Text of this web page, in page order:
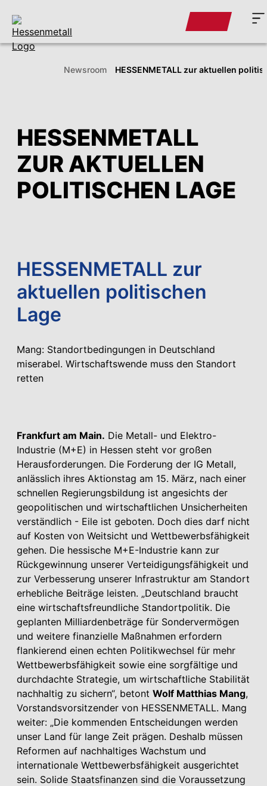
HESSENMETALL
ZUR AKTUELLEN
POLITISCHEN LAGE
HESSENMETALL zur
aktuellen politischen
Lage
Mang: Standortbedingungen in Deutschland
miserabel. Wirtschaftswende muss den Standort
retten
Frankfurt am Main. Die Metall- und Elektro-
Industrie (M+E) in Hessen steht vor großen
Herausforderungen. Die Forderung der IG Metall,
anlässlich ihres Aktionstag am 15. März, nach einer
schnellen Regierungsbildung ist angesichts der
geopolitischen und wirtschaftlichen Unsicherheiten
verständlich - Eile ist geboten. Doch dies darf nicht
auf Kosten von Weitsicht und Wettbewerbsfähigkeit
gehen. Die hessische M+E-Industrie kann zur
Rückgewinnung unserer Verteidigungsfähigkeit und
zur Verbesserung unserer Infrastruktur am Standort
erhebliche Beiträge leisten. „Deutschland braucht
eine wirtschaftsfreundliche Standortpolitik. Die
geplanten Milliardenbeträge für Sondervermögen
und weitere finanzielle Maßnahmen erfordern
flankierend einen echten Politikwechsel für mehr
Wettbewerbsfähigkeit sowie eine sorgfältige und
durchdachte Strategie, um wirtschaftliche Stabilität
nachhaltig zu sichern“, betont Wolf Matthias Mang,
Vorstandsvorsitzender von HESSENMETALL. Mang
weiter: „Die kommenden Entscheidungen werden
unser Land für lange Zeit prägen. Deshalb müssen
Reformen auf nachhaltiges Wachstum und
internationale Wettbewerbsfähigkeit ausgerichtet
sein. Solide Staatsfinanzen sind die Voraussetzung
Newsroom HESSENMETALL zur aktuellen